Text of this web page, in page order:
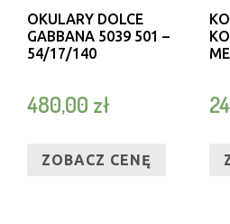
OKULARY DOLCE
GABBANA 5039 501 –
54/17/140
480,00 zł
ZOBACZ CENĘ